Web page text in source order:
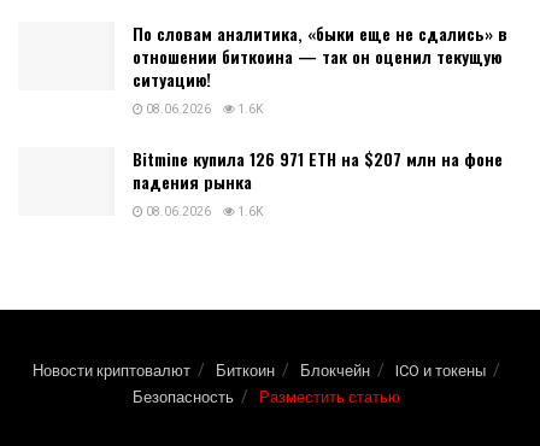
По словам аналитика, «быки еще не сдались» в
отношении биткоина — так он оценил текущую
ситуацию!
08.06.2026 1.6K
Bitmine купила 126 971 ETH на $207 млн на фоне
падения рынка
08.06.2026 1.6K
Новости криптовалют Биткоин Блокчейн
ICO и токены
Безопасность
Разместить статью